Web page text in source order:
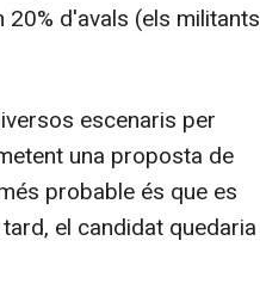
d'avals (els militants
escenaris per
una proposta de
probable és que es
el candidat quedaria